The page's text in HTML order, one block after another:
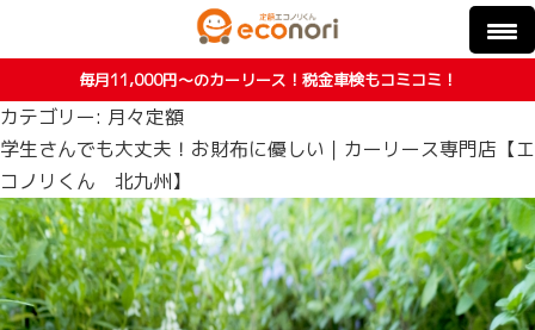
毎月11,000円〜のカーリース！税金車検もコミコミ！
カテゴリー: 月々定額
学生さんでも大丈夫！お財布に優しい｜カーリース専門店【エ
コノリくん 北九州】